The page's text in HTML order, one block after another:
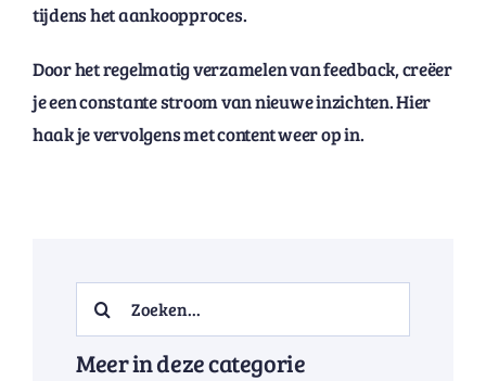
tijdens het aankoopproces.
Door het regelmatig verzamelen van feedback, creëer
je een constante stroom van nieuwe inzichten. Hier
haak je vervolgens met content weer op in.
Search
for:
Meer in deze categorie